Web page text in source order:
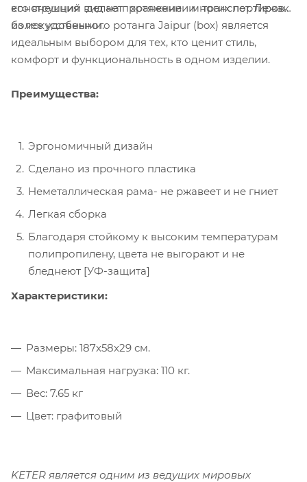
его внешний вид на протяжении многих лет. Лежак
из искусственного ротанга Jaipur (box) является
идеальным выбором для тех, кто ценит стиль,
комфорт и функциональность в одном изделии.
конструкция делает хранение и транспортировку
более удобными.
Преимущества:
Эргономичный дизайн
Сделано из прочного пластика
Неметаллическая рама- не ржавеет и не гниет
Легкая сборка
Благодаря стойкому к высоким температурам
полипропилену, цвета не выгорают и не
бледнеют [УФ-защита]
Характеристики:
Размеры: 187x58x29 см.
Максимальная нагрузка: 110 кг.
Вес: 7.65 кг
Цвет: графитовый
KETER является одним из ведущих мировых